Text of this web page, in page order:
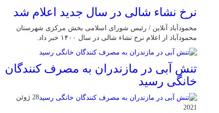
نرخ نشاء شالی در سال جدید اعلام شد
محمودآباد آنلاین / رئیس شورای اسلامی بخش مرکزی شهرستان
محمودآباد از اعلام نرخ نشاء شالی در سال ۱۴۰۰ خبر داد.
تنش آبی در مازندران به مصرف كنندگان
خانگی رسيد
28 ژوئن
2021